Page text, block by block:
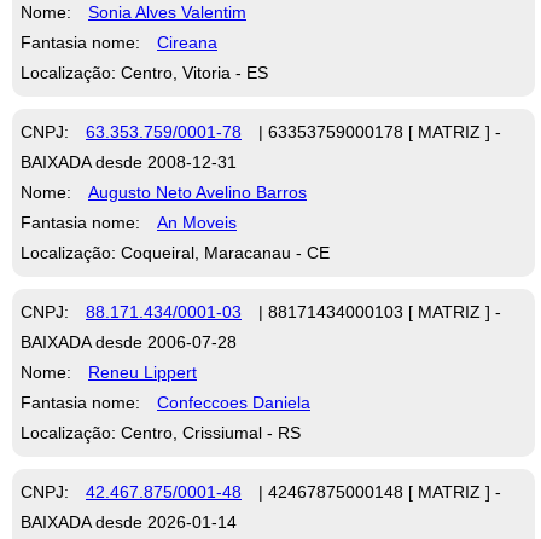
Nome:
Sonia Alves Valentim
Fantasia nome:
Cireana
Localização: Centro, Vitoria - ES
CNPJ: 63.353.759/0001-78
| 63353759000178 [ MATRIZ ] -
BAIXADA desde 2008-12-31
Nome:
Augusto Neto Avelino Barros
Fantasia nome:
An Moveis
Localização: Coqueiral, Maracanau - CE
CNPJ: 88.171.434/0001-03
| 88171434000103 [ MATRIZ ] -
BAIXADA desde 2006-07-28
Nome:
Reneu Lippert
Fantasia nome:
Confeccoes Daniela
Localização: Centro, Crissiumal - RS
CNPJ: 42.467.875/0001-48
| 42467875000148 [ MATRIZ ] -
BAIXADA desde 2026-01-14